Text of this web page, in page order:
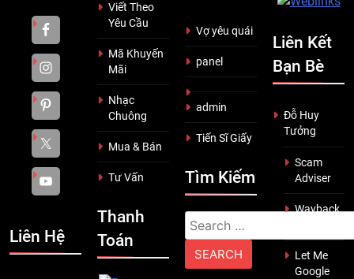
Liên Hệ
Viết Theo
Yêu Cầu
Mã Khuyến
Mãi
Nhạc
Chuông
Mua & Bán
Tư Vấn
Thanh
Toán
Vợ yêu quái
panel
admin
Tiến Sĩ Giấy
Tìm Kiếm
Search
for:
Liên Kết
Bạn Bè
Đỗ Huy
Tưởng
Scam
Adviser
Wayback
Let Me
Google